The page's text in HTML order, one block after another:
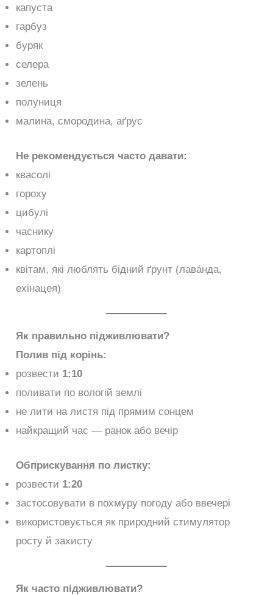
капуста
гарбуз
буряк
селера
зелень
полуниця
малина, смородина, аґрус
Не рекомендується часто давати:
квасолі
гороху
цибулі
часнику
картоплі
квітам, які люблять бідний ґрунт (лава́нда,
ехінацея)
Як правильно підживлювати?
Полив під корінь:
розвести 1:10
поливати по вологій землі
не лити на листя під прямим сонцем
найкращий час — ранок або вечір
Обприскування по листку:
розвести 1:20
застосовувати в похмуру погоду або ввечері
використовується як природний стимулятор
росту й захисту
Як часто підживлювати?